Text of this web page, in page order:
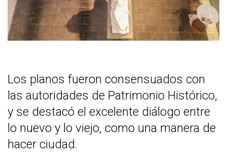
Los planos fueron consensuados con
las autoridades de Patrimonio Histórico,
y se destacó el excelente diálogo entre
lo nuevo y lo viejo, como una manera de
hacer ciudad.